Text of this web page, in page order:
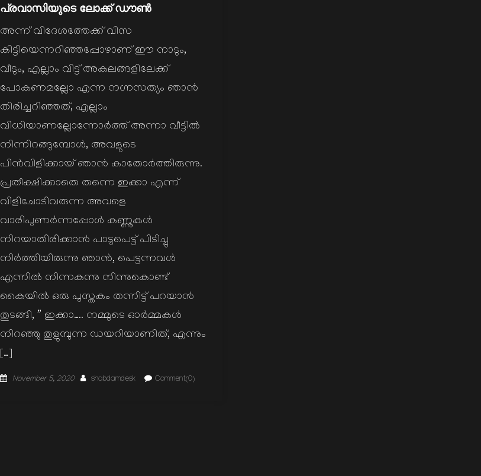
പ്രവാസിയുടെ ലോക്ക് ഡൗൺ
അന്ന് വിദേശത്തേക്ക് വിസ
കിട്ടിയെന്നറിഞ്ഞപ്പോഴാണ് ഈ നാടും,
വീടും, എല്ലാം വിട്ട് അകലങ്ങളിലേക്ക്
പോകണമല്ലോ എന്ന നഗ്നസത്യം ഞാൻ
തിരിച്ചറിഞ്ഞത്, എല്ലാം
വിധിയാണല്ലോന്നോർത്ത് അന്നാ വീട്ടിൽ
നിന്നിറങ്ങുമ്പോൾ, അവളുടെ
പിൻവിളിക്കായ് ഞാൻ കാതോർത്തിരുന്നു.
പ്രതീക്ഷിക്കാതെ തന്നെ ഇക്കാ എന്ന്
വിളിചോടിവരുന്ന അവളെ
വാരിപുണർന്നപ്പോൾ കണ്ണുകൾ
നിറയാതിരിക്കാൻ പാടുപെട്ട് പിടിച്ചു
നിർത്തിയിരുന്നു ഞാൻ, പെട്ടന്നവൾ
എന്നിൽ നിന്നകന്നു നിന്നുകൊണ്ട്
കൈയിൽ ഒരു പുസ്തകം തന്നിട്ട് പറയാൻ
തുടങ്ങി, ” ഇക്കാ….. നമ്മുടെ ഓർമ്മകൾ
നിറഞ്ഞു തുളുമ്പുന്ന ഡയറിയാണിത്, എന്നും
[…]
Posted
November 5, 2020 Author
shabdamdesk Comment(0)